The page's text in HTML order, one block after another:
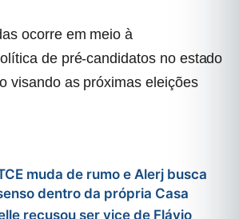
ocorre em meio à
de pré-candidatos no estado
visando as próximas eleições
muda de rumo e Alerj busca
dentro da própria Casa
recusou ser vice de Flávio